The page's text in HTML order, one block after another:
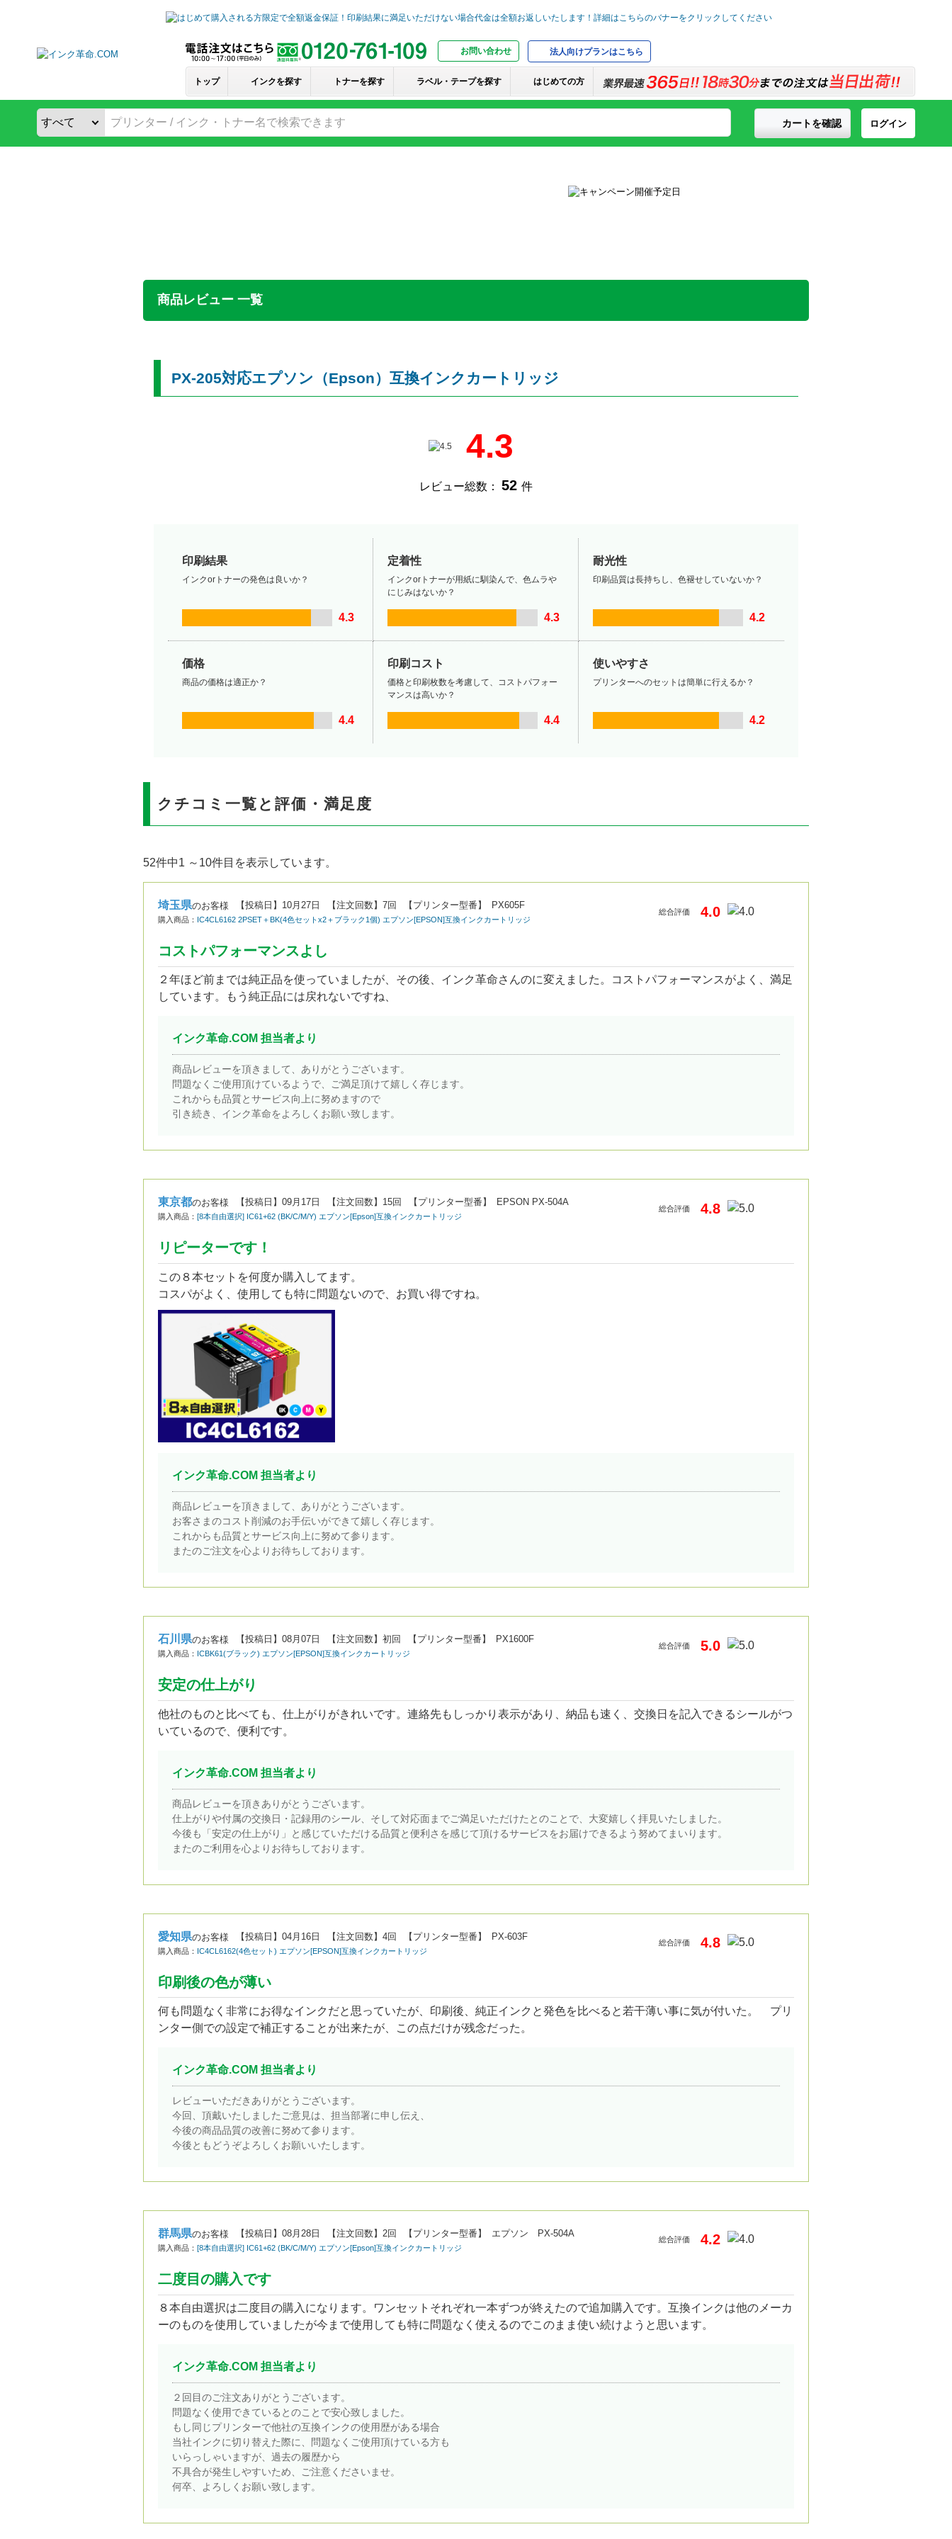
お問い合わせ 法人向けプランはこちら
トップ インクを探す トナーを探す ラベル・テープを探す はじめての方
ログイン
カートを確認
商品レビュー 一覧
PX-205対応エプソン（Epson）互換インクカートリッジ
4.3
レビュー総数： 52 件
印刷結果
インクorトナーの発色は良いか？
4.3
定着性
インクorトナーが用紙に馴染んで、色ムラや
にじみはないか？
4.3
耐光性
印刷品質は長持ちし、色褪せしていないか？
4.2
価格
商品の価格は適正か？
4.4
印刷コスト
価格と印刷枚数を考慮して、コストパフォー
マンスは高いか？
4.4
使いやすさ
プリンターへのセットは簡単に行えるか？
4.2
クチコミ一覧と評価・満足度
52件中1 ～10件目を表示しています。
埼玉県のお客様 【投稿日】 10月27日 【注文回数】 7回 【プリンター型番】 PX605F
購入商品： IC4CL6162 2PSET＋BK(4色セットx2＋ブラック1個) エプソン[EPSON]互換インクカートリッジ
総合評価 4.0
コストパフォーマンスよし
２年ほど前までは純正品を使っていましたが、その後、インク革命さんのに変えました。コストパフォーマンスがよく、満足
しています。もう純正品には戻れないですね、
インク革命.COM 担当者より
商品レビューを頂きまして、ありがとうございます。
問題なくご使用頂けているようで、ご満足頂けて嬉しく存じます。
これからも品質とサービス向上に努めますので
引き続き、インク革命をよろしくお願い致します。
東京都のお客様 【投稿日】 09月17日 【注文回数】 15回 【プリンター型番】 EPSON PX-504A
購入商品： [8本自由選択] IC61+62 (BK/C/M/Y) エプソン[Epson]互換インクカートリッジ
総合評価 4.8
リピーターです！
この８本セットを何度か購入してます。
コスパがよく、使用しても特に問題ないので、お買い得ですね。
インク革命.COM 担当者より
商品レビューを頂きまして、ありがとうございます。
お客さまのコスト削減のお手伝いができて嬉しく存じます。
これからも品質とサービス向上に努めて参ります。
またのご注文を心よりお待ちしております。
石川県のお客様 【投稿日】 08月07日 【注文回数】 初回 【プリンター型番】 PX1600F
購入商品： ICBK61(ブラック) エプソン[EPSON]互換インクカートリッジ
総合評価 5.0
安定の仕上がり
他社のものと比べても、仕上がりがきれいです。連絡先もしっかり表示があり、納品も速く、交換日を記入できるシールがつ
いているので、便利です。
インク革命.COM 担当者より
商品レビューを頂きありがとうございます。
仕上がりや付属の交換日・記録用のシール、そして対応面までご満足いただけたとのことで、大変嬉しく拝見いたしました。
今後も「安定の仕上がり」と感じていただける品質と便利さを感じて頂けるサービスをお届けできるよう努めてまいります。
またのご利用を心よりお待ちしております。
愛知県のお客様 【投稿日】 04月16日 【注文回数】 4回 【プリンター型番】 PX-603F
購入商品： IC4CL6162(4色セット) エプソン[EPSON]互換インクカートリッジ
総合評価 4.8
印刷後の色が薄い
何も問題なく非常にお得なインクだと思っていたが、印刷後、純正インクと発色を比べると若干薄い事に気が付いた。 プリ
ンター側での設定で補正することが出来たが、この点だけが残念だった。
インク革命.COM 担当者より
レビューいただきありがとうございます。
今回、頂戴いたしましたご意見は、担当部署に申し伝え、
今後の商品品質の改善に努めて参ります。
今後ともどうぞよろしくお願いいたします。
群馬県のお客様 【投稿日】 08月28日 【注文回数】 2回 【プリンター型番】 エプソン PX-504A
購入商品： [8本自由選択] IC61+62 (BK/C/M/Y) エプソン[Epson]互換インクカートリッジ
総合評価 4.2
二度目の購入です
８本自由選択は二度目の購入になります。ワンセットそれぞれ一本ずつが終えたので追加購入です。互換インクは他のメーカ
ーのものを使用していましたが今まで使用しても特に問題なく使えるのでこのまま使い続けようと思います。
インク革命.COM 担当者より
２回目のご注文ありがとうございます。
問題なく使用できているとのことで安心致しました。
もし同じプリンターで他社の互換インクの使用歴がある場合
当社インクに切り替えた際に、問題なくご使用頂けている方も
いらっしゃいますが、過去の履歴から
不具合が発生しやすいため、ご注意くださいませ。
何卒、よろしくお願い致します。